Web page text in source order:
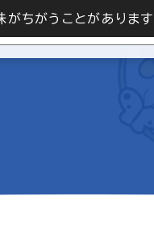
がちがうことがあります